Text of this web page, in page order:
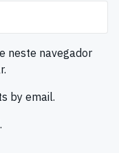
neste navegador
by email.